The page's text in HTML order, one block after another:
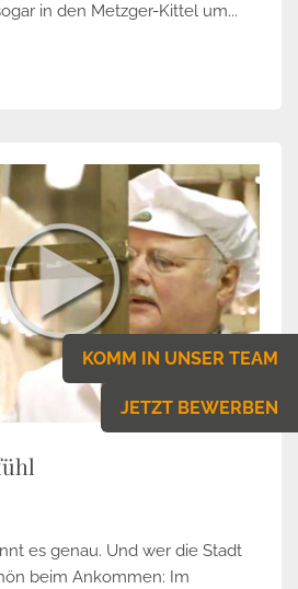
in den Metzger-Kittel um...
es genau. Und wer die Stadt
beim Ankommen: Im
KOMM IN UNSER TEAM
JETZT BEWERBEN